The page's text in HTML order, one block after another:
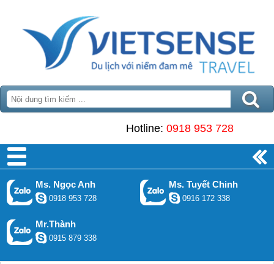
Hotline: 0918 953 728
Ms. Ngọc Anh
0918 953 728
Ms. Tuyết Chinh
0916 172 338
Mr.Thành
0915 879 338